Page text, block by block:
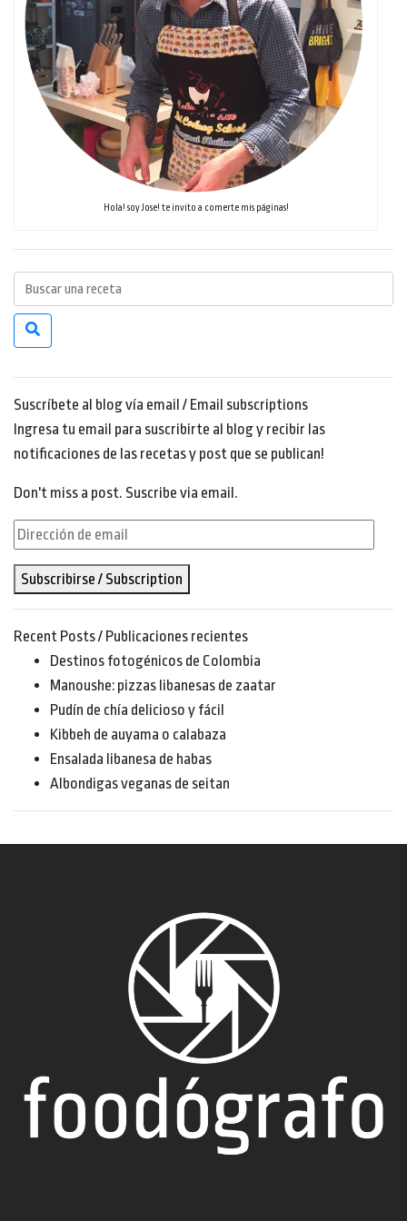
Hola! soy Jose! te invito a comerte mis páginas!
Suscríbete al blog vía email / Email subscriptions
Ingresa tu email para suscribirte al blog y recibir las
notificaciones de las recetas y post que se publican!
Don't miss a post. Suscribe via email.
Dirección
email
Subscribirse / Subscription
Recent Posts / Publicaciones recientes
Destinos fotogénicos de Colombia
Manoushe: pizzas libanesas de zaatar
Pudín de chía delicioso y fácil
Kibbeh de auyama o calabaza
Ensalada libanesa de habas
Albondigas veganas de seitan